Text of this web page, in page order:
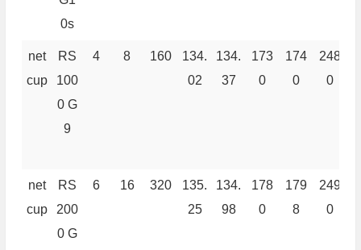
0s
net
cup
RS
100
0 G
9
4 8 160
134.
02
134.
37
173
0
174
0
248
0
net
cup
RS
200
0 G
6 16 320
135.
25
134.
98
178
0
179
8
249
0